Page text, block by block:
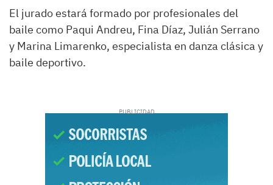
El jurado estará formado por profesionales del
baile como Paqui Andreu, Fina Díaz, Julián Serrano
y Marina Limarenko, especialista en danza clásica y
baile deportivo.